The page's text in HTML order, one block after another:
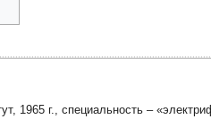
1965 г., специальность –